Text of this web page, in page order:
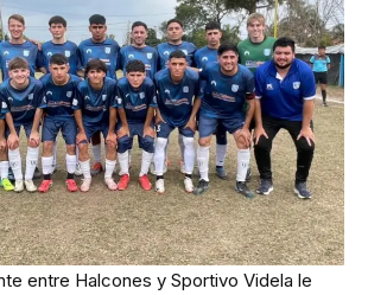
entre Halcones y Sportivo Videla le